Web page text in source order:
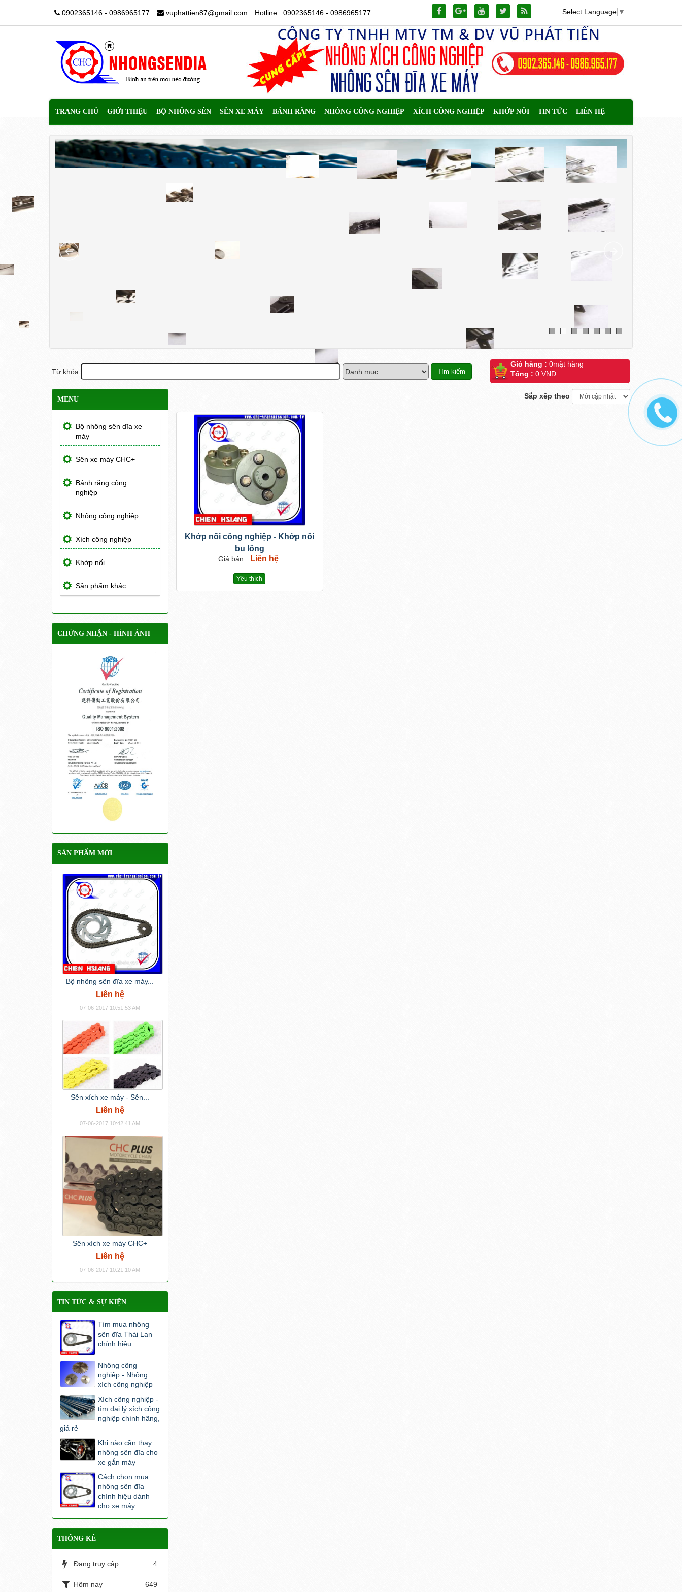
TRANG CHỦ GIỚI THIỆU BỘ NHÔNG SÊN SÊN XE MÁY BÁNH RĂNG NHÔNG CÔNG NGHIỆP XÍCH CÔNG NGHIỆP KHỚP NỐI TIN TỨC LIÊN HỆ
Select Language ▼
0902365146 - 0986965177 vuphattien87@gmail.com Hotline: 0902365146 - 0986965177
Từ khóa
Giỏ hàng : 0mặt hàng
Tổng : 0 VND
Sắp xếp theo
Khớp nối công nghiệp - Khớp nối
bu lông
Giá bán: Liên hệ
Yêu thích
MENU
Bộ nhông sên dĩa xe
máy
Sên xe máy CHC+
Bánh răng công
nghiệp
Nhông công nghiệp
Xích công nghiệp
Khớp nối
Sản phẩm khác
CHỨNG NHẬN - HÌNH ẢNH
SẢN PHẨM MỚI
Bộ nhông sên đĩa xe máy...
Liên hệ
07-06-2017 10:51:53 AM
Sên xích xe máy - Sên...
Liên hệ
07-06-2017 10:42:41 AM
Sên xích xe máy CHC+
Liên hệ
07-06-2017 10:21:10 AM
TIN TỨC & SỰ KIỆN
Tìm mua nhông
sên đĩa Thái Lan
chính hiệu
Nhông công
nghiệp - Nhông
xích công nghiệp
Xích công nghiệp -
tìm đại lý xích công
nghiệp chính hãng,
giá rẻ
Khi nào cần thay
nhông sên đĩa cho
xe gắn máy
Cách chọn mua
nhông sên đĩa
chính hiệu dành
cho xe máy
THỐNG KÊ
Đang truy cập 4
Hôm nay 649